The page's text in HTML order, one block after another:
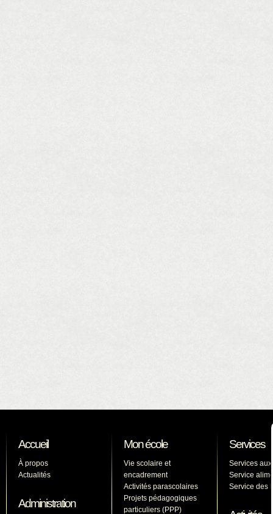
Accueil
À propos
Actualités
Administration
Mon école
Vie scolaire et
encadrement
Activités parascolaires
Projets pédagogiques
particuliers (PPP)
Services
Services
Service
Service des